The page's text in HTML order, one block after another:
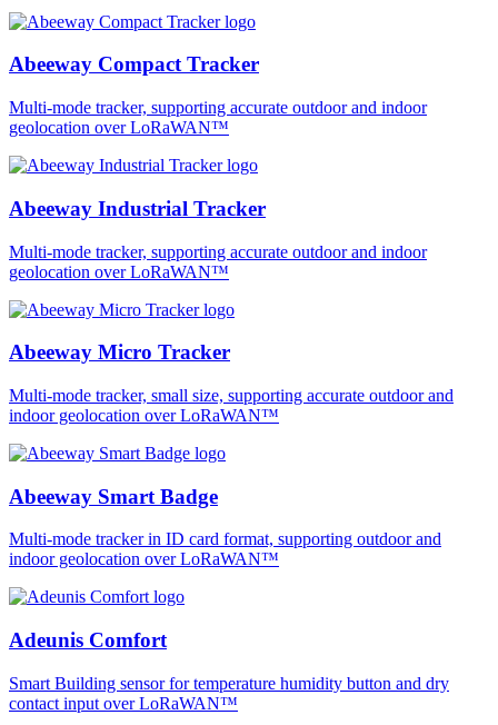
Abeeway Compact Tracker
Multi-mode tracker, supporting accurate outdoor and indoor
geolocation over LoRaWAN™
Abeeway Industrial Tracker
Multi-mode tracker, supporting accurate outdoor and indoor
geolocation over LoRaWAN™
Abeeway Micro Tracker
Multi-mode tracker, small size, supporting accurate outdoor and
indoor geolocation over LoRaWAN™
Abeeway Smart Badge
Multi-mode tracker in ID card format, supporting outdoor and
indoor geolocation over LoRaWAN™
Adeunis Comfort
Smart Building sensor for temperature humidity button and dry
contact input over LoRaWAN™